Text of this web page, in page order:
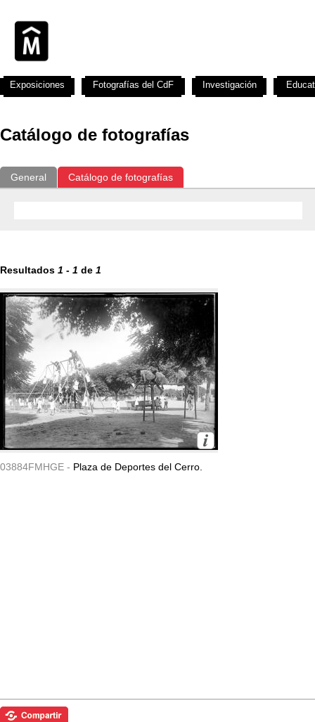
Catálogo de fotografías
General Catálogo de fotografías
Resultados 1 - 1 de 1
03884FMHGE - Plaza de Deportes del Cerro.
Exposiciones Fotografías del CdF Investigación